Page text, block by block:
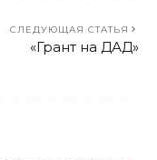
СЛЕДУЮЩАЯ СТАТЬЯ
«Грант на ДАД»